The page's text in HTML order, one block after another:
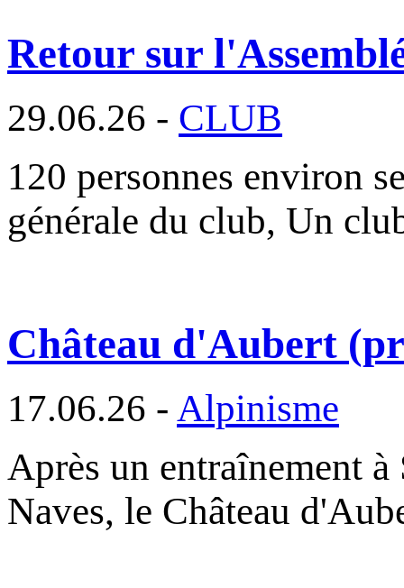
Retour sur
29.06.26 - CLUB
120 personnes environ
générale du club, Un
Château d'Aubert
17.06.26 - Alpinisme
Après un entraînement
Naves, le Château